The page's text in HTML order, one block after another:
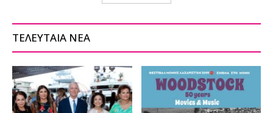
ΤΕΛΕΥΤΑΙΑ ΝΕΑ